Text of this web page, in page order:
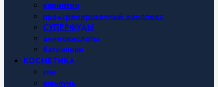
карнитин
предтренировочный комплекс
СУПЕРФУДЫ
аминокислоты
батончики
КОСМЕТИКА
спа
шампунь